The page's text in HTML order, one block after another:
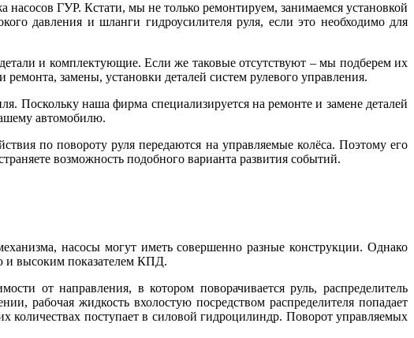
ГУР. Кстати, мы не только ремонтируем, занимаемся установкой
давления и шланги гидроусилителя руля, если это необходимо для
и комплектующие. Если же таковые отсутствуют – мы подберем их
замены, установки деталей систем рулевого управления.
Поскольку наша фирма специализируется на ремонте и замене деталей
автомобилю.
по повороту руля передаются на управляемые колёса. Поэтому его
возможность подобного варианта развития событий.
насосы могут иметь совершенно разные конструкции. Однако
и высоким показателем КПД.
от направления, в котором поворачивается руль, распределитель
рабочая жидкость вхолостую посредством распределителя попадает
количествах поступает в силовой гидроцилиндр. Поворот управляемых